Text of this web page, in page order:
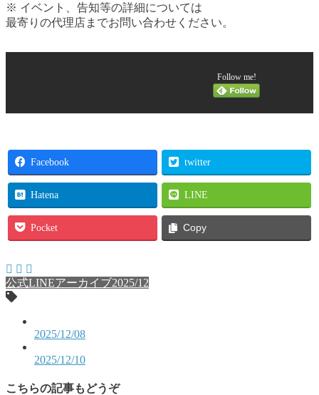
※ イベント、告知等の詳細については
最寄りの代理店までお問い合わせください。
Follow me!
Facebook twitter
Hatena LINE
Pocket Copy
公式LINEアーカイブ2025/12
2025/12/08
2025/12/10
こちらの記事もどうぞ